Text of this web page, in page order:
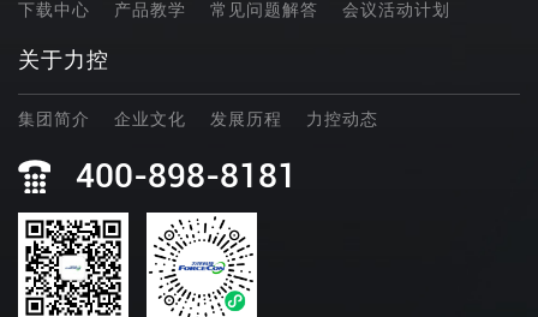
下载中心 产品教学 常见问题解答 会议活动计划
关于力控
集团简介 企业文化 发展历程 力控动态
400-898-8181